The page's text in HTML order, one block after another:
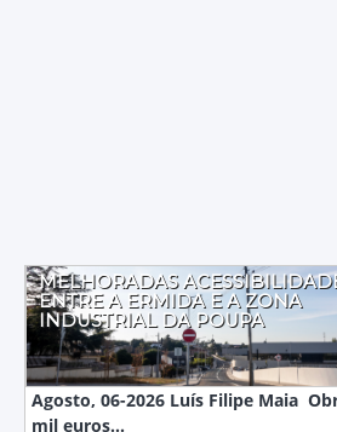
MELHORADAS
ENTRE A ERMIDA E A ZONA
INDUSTRIAL DA POUPA
Agosto, 06-2026 Luís Filipe Maia
mil euros...